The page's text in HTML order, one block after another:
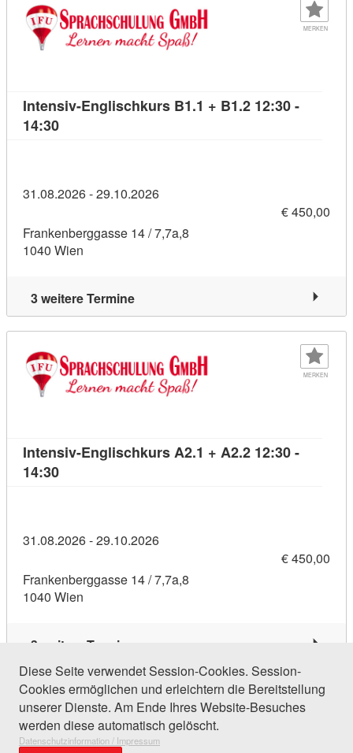
MERKEN
Intensiv-Englischkurs B1.1 + B1.2 12:30 -
14:30Kursdetail: Intensiv-Englischkurs B1.1 + B1.2
31.08.2026 - 29.10.2026
€ 450,00
Frankenberggasse 14 / 7,7a,8
1040 Wien
3 weitere Termine
MERKEN
Intensiv-Englischkurs A2.1 + A2.2 12:30 -
14:30Kursdetail: Intensiv-Englischkurs A2.1 + A2.2
31.08.2026 - 29.10.2026
€ 450,00
Frankenberggasse 14 / 7,7a,8
1040 Wien
3 weitere Termine
155 Einträge gefunden (1 von 8)
Diese Seite verwendet Session-Cookies. Session-
Cookies ermöglichen und erleichtern die Bereitstellung
unserer Dienste. Am Ende Ihres Website-Besuches
werden diese automatisch gelöscht.
Datenschutzinformation / Impressum